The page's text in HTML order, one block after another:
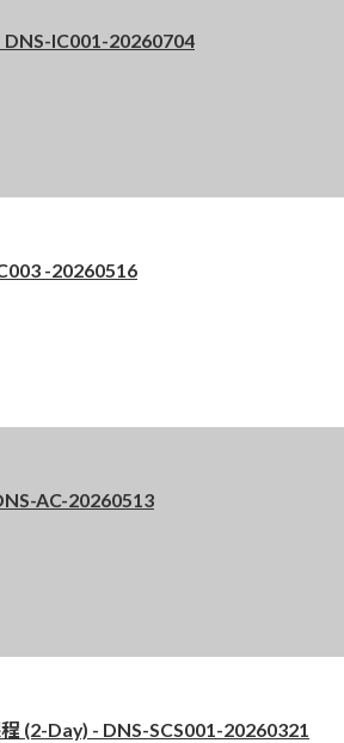
IC001-20260704
-20260516
AC-20260513
(2-Day) - DNS-SCS001-20260321